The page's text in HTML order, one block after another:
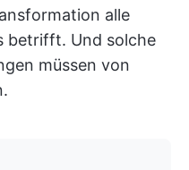
alle
betrifft. Und solche
müssen von